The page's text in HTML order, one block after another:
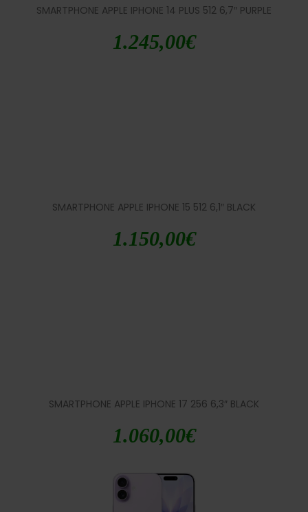
SMARTPHONE APPLE IPHONE 14 PLUS 512 6,7″ PURPLE
1.245,00€
SMARTPHONE APPLE IPHONE 15 512 6,1″ BLACK
1.150,00€
SMARTPHONE APPLE IPHONE 17 256 6,3″ BLACK
1.060,00€